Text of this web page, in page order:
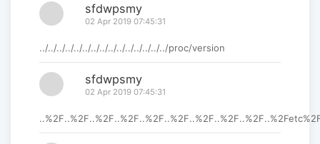
sfdwpsmy
02 Apr 2019 07:45:31
../../../../../../../../../../../../../../../proc/version
sfdwpsmy
02 Apr 2019 07:45:31